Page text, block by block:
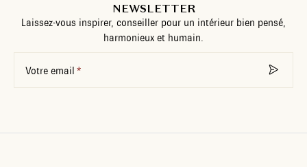
NEWSLETTER
Laissez-vous inspirer, conseiller pour un intérieur bien pensé,
harmonieux et humain.
Votre email